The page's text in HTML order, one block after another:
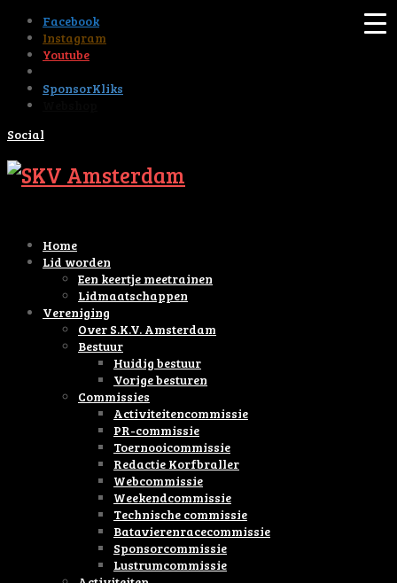
Facebook
Instagram
Youtube
SponsorKliks
Social
Home
Lid worden
Een keertje meetrainen
Lidmaatschappen
Vereniging
Over S.K.V. Amsterdam
Bestuur
Huidig bestuur
Vorige besturen
Commissies
Activiteitencommissie
PR-commissie
Toernooicommissie
Redactie Korfbraller
Webcommissie
Weekendcommissie
Technische commissie
Batavierenracecommissie
Sponsorcommissie
Lustrumcommissie